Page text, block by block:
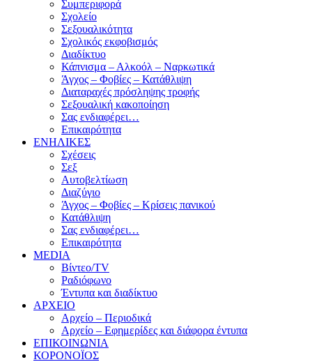
Συμπεριφορά
Σχολείο
Σεξουαλικότητα
Σχολικός εκφοβισμός
Διαδίκτυο
Κάπνισμα – Αλκοόλ – Ναρκωτικά
Άγχος – Φοβίες – Κατάθλιψη
Διαταραχές πρόσληψης τροφής
Σεξουαλική κακοποίηση
Σας ενδιαφέρει…
Επικαιρότητα
ΕΝΗΛΙΚΕΣ
Σχέσεις
Σεξ
Αυτοβελτίωση
Διαζύγιο
Άγχος – Φοβίες – Κρίσεις πανικού
Κατάθλιψη
Σας ενδιαφέρει…
Επικαιρότητα
MEDIA
Βίντεο/TV
Ραδιόφωνο
Έντυπα και διαδίκτυο
ΑΡΧΕΙΟ
Αρχείο – Περιοδικά
Αρχείο – Εφημερίδες και διάφορα έντυπα
ΕΠΙΚΟΙΝΩΝΙΑ
ΚΟΡΟΝΟΪΟΣ